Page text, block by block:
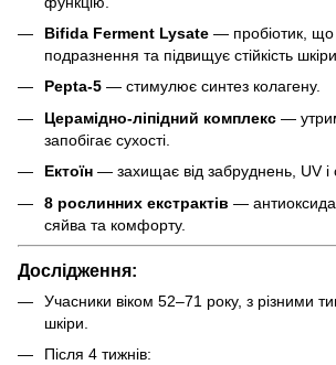
Bifida Ferment Lysate — пробіотик,
подразнення та підвищує стійкість
Pepta-5 — стимулює синтез колагену.
Церамідно-ліпідний комплекс —
запобігає сухості.
Ектоїн — захищає від забруднень, UV і
8 рослинних екстрактів —
сяйва та комфорту.
Дослідження:
Учасники віком 52–71 року, з різними
шкіри.
Після 4 тижнів: